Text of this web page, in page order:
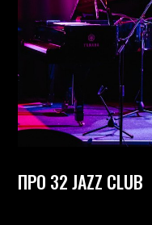
ПРО 32 JAZZ CLUB